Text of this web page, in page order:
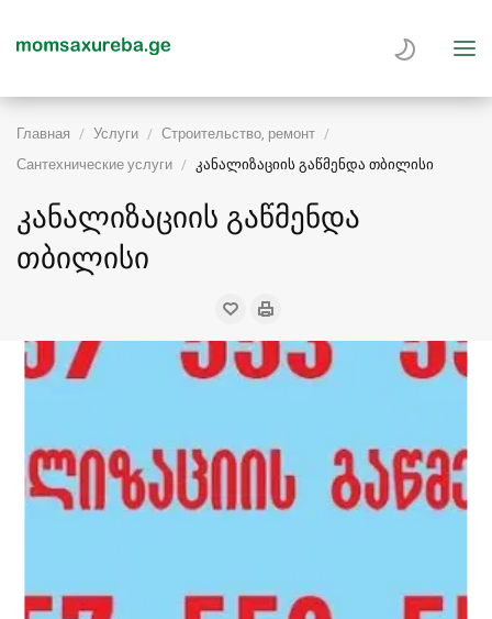
Главная Услуги
Строительство, ремонт
Сантехнические услуги
კანალიზაციის გაწმენდა თბილისი
კანალიზაციის გაწმენდა
თბილისი